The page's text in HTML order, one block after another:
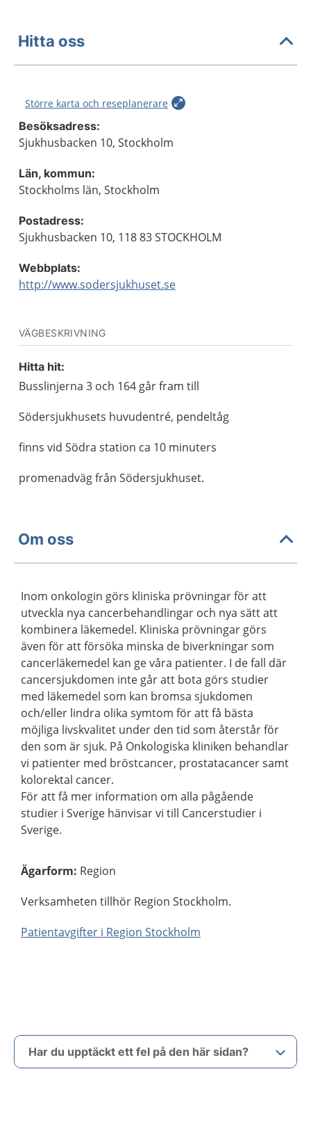
Hitta oss
Större karta och reseplanerare
Besöksadress:
Sjukhusbacken 10, Stockholm
Län, kommun:
Stockholms län, Stockholm
Postadress:
Sjukhusbacken 10, 118 83 STOCKHOLM
Webbplats:
http://www.sodersjukhuset.se
VÄGBESKRIVNING
Hitta hit:
Busslinjerna 3 och 164 går fram till
Södersjukhusets huvudentré, pendeltåg
finns vid Södra station ca 10 minuters
promenadväg från Södersjukhuset.
Om oss
Inom onkologin görs kliniska prövningar för att
utveckla nya cancerbehandlingar och nya sätt att
kombinera läkemedel. Kliniska prövningar görs
även för att försöka minska de biverkningar som
cancerläkemedel kan ge våra patienter. I de fall där
cancersjukdomen inte går att bota görs studier
med läkemedel som kan bromsa sjukdomen
och/eller lindra olika symtom för att få bästa
möjliga livskvalitet under den tid som återstår för
den som är sjuk. På Onkologiska kliniken behandlar
vi patienter med bröstcancer, prostatacancer samt
kolorektal cancer.
För att få mer information om alla pågående
studier i Sverige hänvisar vi till Cancerstudier i
Sverige.
Ägarform: Region
Verksamheten tillhör Region Stockholm.
Patientavgifter i Region Stockholm
Har du upptäckt ett fel på den här sidan?